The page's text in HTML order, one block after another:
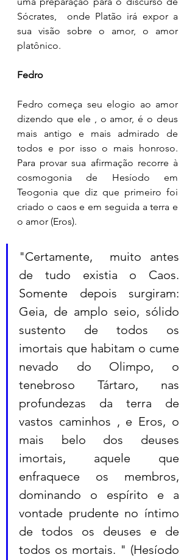
Sócrates,  onde Platão irá expor a
sua visão sobre o amor, o amor
platônico.
Fedro
Fedro começa seu elogio ao amor
dizendo que ele , o amor, é o deus
mais antigo e mais admirado de
todos e por isso o mais honroso.
Para provar sua afirmação recorre à
cosmogonia de Hesíodo em
Teogonia que diz que primeiro foi
criado o caos e em seguida a terra e
o amor (Eros).
"Certamente,  muito antes
de tudo existia o Caos.
Somente depois surgiram:
Geia, de amplo seio, sólido
sustento de todos os
imortais que habitam o cume
nevado do Olimpo, o
tenebroso Tártaro, nas
profundezas da terra de
vastos caminhos , e Eros, o
mais belo dos deuses
imortais, aquele que
enfraquece os membros,
dominando o espírito e a
vontade prudente no íntimo
de todos os deuses e de
todos os mortais. " (Hesíodo